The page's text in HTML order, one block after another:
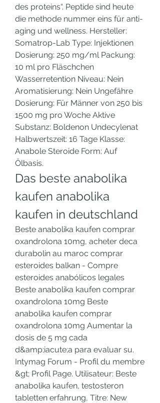
des proteins“. Peptide sind heute
die methode nummer eins für anti-
aging und wellness. Hersteller:
Somatrop-Lab Type: Injektionen
Dosierung: 250 mg/ml Packung:
10 ml pro Fläschchen
Wasserretention Niveau: Nein
Aromatisierung: Nein Ungefähre
Dosierung: Für Männer von 250 bis
1500 mg pro Woche Aktive
Substanz: Boldenon Undecylenat
Halbwertszeit: 16 Tage Klasse:
Anabole Steroide Form: Auf
Ölbasis.
Das beste anabolika
kaufen anabolika
kaufen in deutschland
Beste anabolika kaufen comprar
oxandrolona 10mg, acheter deca
durabolin au maroc comprar
esteroides balkan - Compre
esteroides anabólicos legales
Beste anabolika kaufen comprar
oxandrolona 10mg Beste
anabolika kaufen comprar
oxandrolona 10mg Aumentar la
dosis de 5 mg cada
d&amp;iacute;a para evaluar su.
Intymag Forum - Profil du membre
&gt; Profil Page. Utilisateur: Beste
anabolika kaufen, testosteron
tabletten erfahrung, Titre: New